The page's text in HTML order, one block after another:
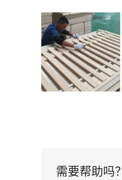
需要帮助吗？